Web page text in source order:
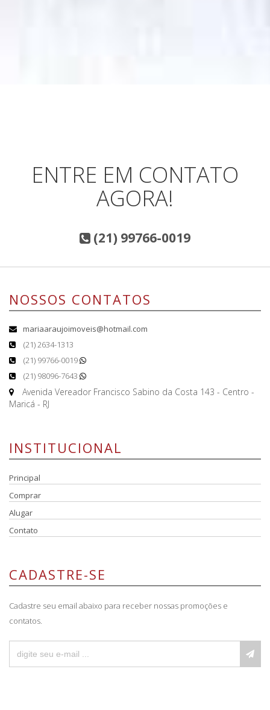
ENTRE EM CONTATO
AGORA!
(21) 99766-0019
NOSSOS CONTATOS
mariaaraujoimoveis@hotmail.com
(21) 2634-1313
(21) 99766-0019
(21) 98096-7643
Avenida Vereador Francisco Sabino da Costa 143 - Centro -
Maricá - RJ
INSTITUCIONAL
Principal
Comprar
Alugar
Contato
CADASTRE-SE
Cadastre seu email abaixo para receber nossas promoções e
contatos.